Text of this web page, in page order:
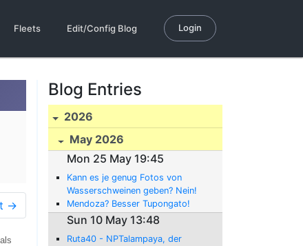
Fleets Edit/Config Blog Login
→
Blog Entries
2026
May 2026
Mon 25 May 19:45
Kann es je genug Fotos von
Wasserschweinen geben? Nein!
Mendoza? Besser Tupongato!
Sun 10 May 13:48
Ruta40 - NPTalampaya, der